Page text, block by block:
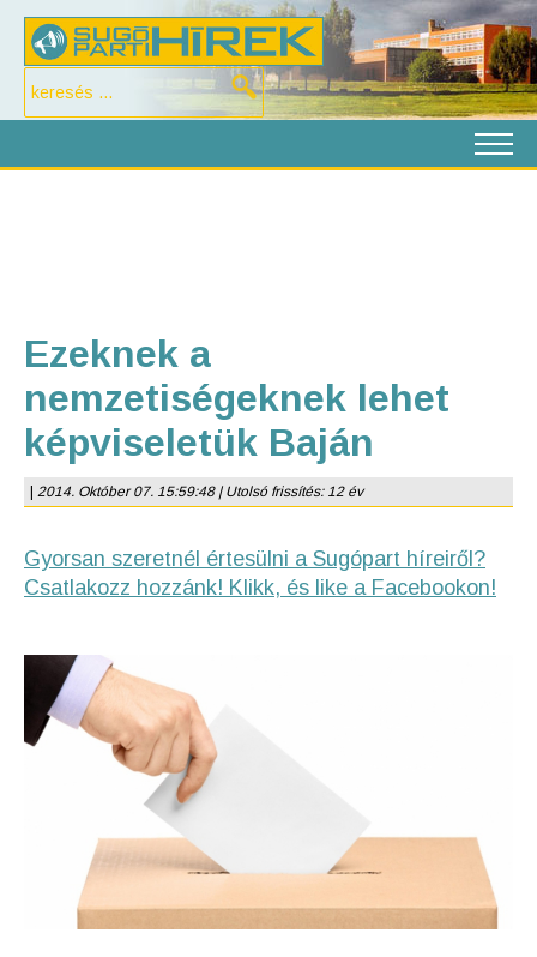
Ezeknek a
nemzetiségeknek lehet
képviseletük Baján
2014. Október 07. 15:59:48 | Utolsó frissítés: 12 év
Gyorsan szeretnél értesülni a Sugópart híreiről?
Csatlakozz hozzánk! Klikk, és like a Facebookon!